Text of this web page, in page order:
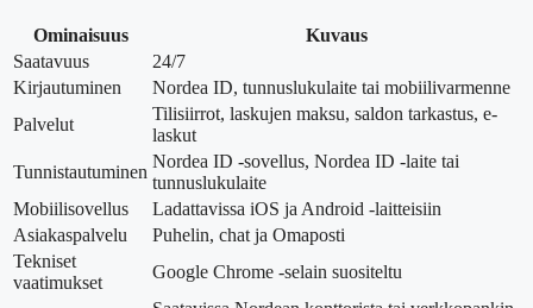
Ominaisuus
Kuvaus
Saatavuus
24/7
Kirjautuminen
Nordea ID, tunnuslukulaite tai mobiilivarmenne
Palvelut
Tilisiirrot, laskujen maksu, saldon tarkastus, e-
laskut
Tunnistautuminen
Nordea ID -sovellus, Nordea ID -laite tai
tunnuslukulaite
Mobiilisovellus
Ladattavissa iOS ja Android -laitteisiin
Asiakaspalvelu
Puhelin, chat ja Omaposti
Tekniset
vaatimukset
Google Chrome -selain suositeltu